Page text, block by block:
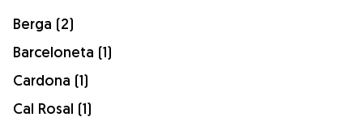
Berga (2)
Barceloneta (1)
Cardona (1)
Cal Rosal (1)